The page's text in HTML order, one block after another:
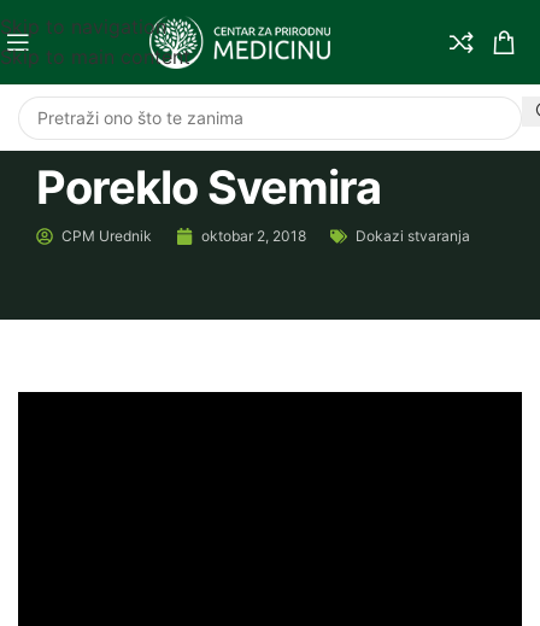
Skip to navigation
Skip to main content
Poreklo Svemira
CPM Urednik oktobar 2, 2018 Dokazi stvaranja